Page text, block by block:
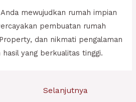
mewujudkan rumah impian
pembuatan rumah
dan nikmati pengalaman
yang berkualitas tinggi.
Selanjutnya